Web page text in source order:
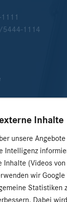
1114
Inhalte
unsere
Intelligenz
Inhalte (Videos
wir Google
Statistiken
Dabei